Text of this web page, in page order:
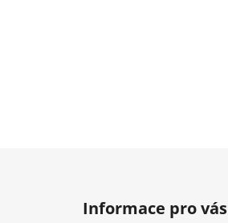
Informace pro vás